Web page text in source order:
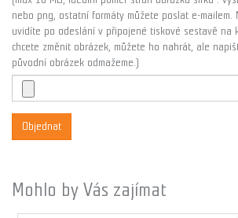
nebo png, ostatní formáty můžete poslat e-mailem.
uvidíte po odeslání v připojené tiskové sestavě na
chcete změnit obrázek, můžete ho nahrát, ale
původní obrázek odmažeme.)
Objednat
Mohlo by Vás zajímat